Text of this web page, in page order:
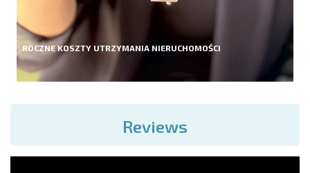
ROCZNE KOSZTY UTRZYMANIA NIERUCHOMOŚCI
Reviews